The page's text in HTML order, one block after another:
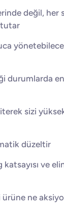
değil, her
durumlarda
sizi
düzeltir
ve
ne